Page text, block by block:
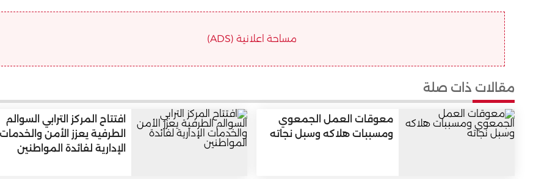
مساحة اعلانية (ADS)
مقالات ذات صلة
معوقات العمل الجمعوي
ومسببات هلاكه وسبل نجاته
افتتاح المركز الترابي السوالم
الطرفية يعزز الأمن والخدمات
الإدارية لفائدة المواطنين